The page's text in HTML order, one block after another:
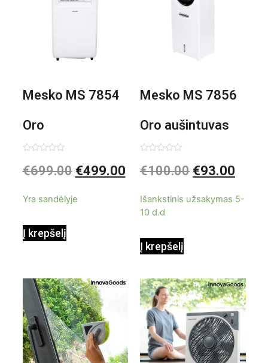
Mesko MS 7854
Oro
kondicionierius
0
iš
€699.00 €499.00
Yra sandėlyje
Į krepšelį
Mesko MS 7856
Oro aušintuvas
be ašmenų 3in1
0
iš
€100.00 €93.00
Išankstinis užsakymas 5-
10 d.d
Į krepšelį